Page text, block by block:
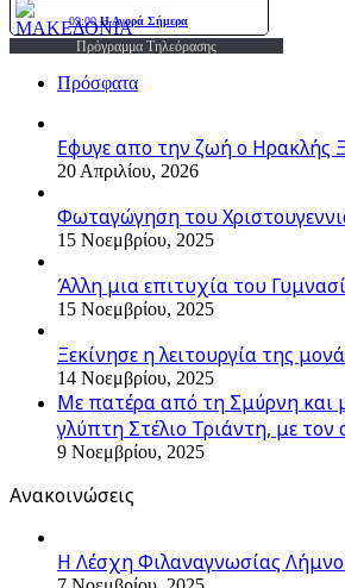
Πρόγραμμα Τηλεόρασης
Πρόσφατα
Εφυγε απο την ζωή o Ηρακλής
20 Απριλίου, 2026
Φωταγώγηση του
15 Νοεμβρίου, 2025
Άλλη μια επιτυχία του
15 Νοεμβρίου, 2025
Ξεκίνησε η λειτουργία της
14 Νοεμβρίου, 2025
Με πατέρα από τη Σμύρνη και
γλύπτη Στέλιο Τριάντη, με
9 Νοεμβρίου, 2025
Ανακοινώσεις
Η Λέσχη Φιλαναγνωσίας